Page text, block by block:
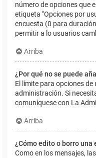
número de opciones que
etiqueta "Opciones por
encuesta (0 para
permitir a lo usuarios
Arriba
¿Por qué no se puede
El límite para opciones
administración. Si
comuníquese con La
Arriba
¿Cómo edito o borro una
Como en los mensajes,